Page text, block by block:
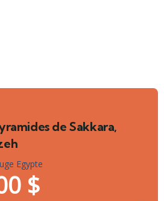
de Sakkara,
Egypte
$